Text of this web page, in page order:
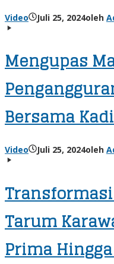
Video Juli 25, 2024oleh
Mengupas
Bersama
Video Juli 25, 2024oleh
Tarum
Prima